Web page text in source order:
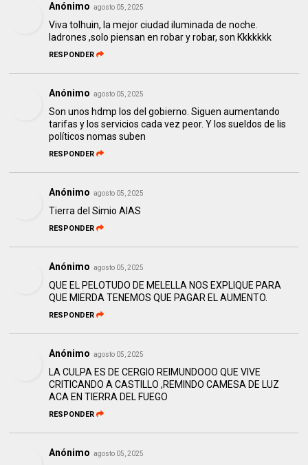
Anónimo agosto 05, 2025
Viva tolhuin, la mejor ciudad iluminada de noche.
ladrones ,solo piensan en robar y robar, son Kkkkkkk
RESPONDER
Anónimo agosto 05, 2025
Son unos hdmp los del gobierno. Siguen aumentando
tarifas y los servicios cada vez peor. Y los sueldos de lis
políticos nomas suben
RESPONDER
Anónimo agosto 05, 2025
Tierra del Simio AIAS
RESPONDER
Anónimo agosto 05, 2025
QUE EL PELOTUDO DE MELELLA NOS EXPLIQUE PARA
QUE MIERDA TENEMOS QUE PAGAR EL AUMENTO.
RESPONDER
Anónimo agosto 05, 2025
LA CULPA ES DE CERGIO REIMUNDOOO QUE VIVE
CRITICANDO A CASTILLO ,REMINDO CAMESA DE LUZ
ACA EN TIERRA DEL FUEGO
RESPONDER
Anónimo agosto 05, 2025